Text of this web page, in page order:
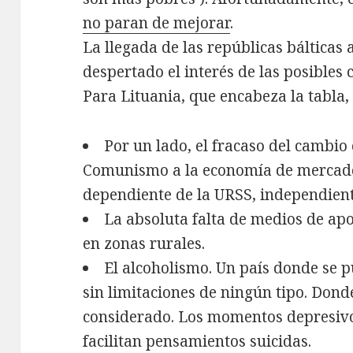
no paran de mejorar.
La llegada de las repúblicas bálticas
despertado el interés de las posibles
Para Lituania, que encabeza la tabla,
Por un lado, el fracaso del cambio
Comunismo a la economía de
dependiente de la URSS,
La absoluta falta de medios de
en zonas rurales.
El alcoholismo. Un país donde se
sin limitaciones de ningún tipo.
considerado. Los momentos
facilitan pensamientos suicidas.